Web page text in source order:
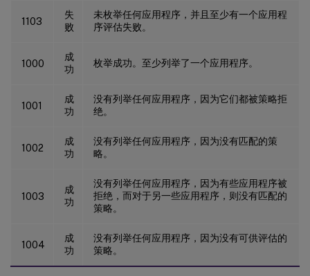
1103
失
败
未枚举任何应用程序，并且至少有一个应用程
序评估失败。
1000
成
功
枚举成功。至少列举了一个应用程序。
1001
成
功
没有列举任何应用程序，因为它们都被策略拒
绝。
1002
成
功
没有列举任何应用程序，因为没有匹配的策
略。
1003
成
功
没有列举任何应用程序，因为有些应用程序被
拒绝，而对于另一些应用程序，则没有匹配的
策略。
1004
成
功
没有列举任何应用程序，因为没有可供评估的
策略。